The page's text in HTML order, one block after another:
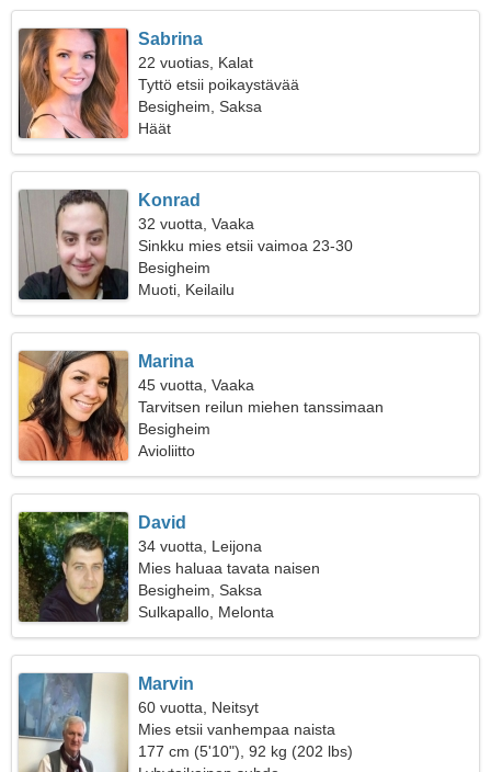
Sabrina
22 vuotias, Kalat
Tyttö etsii poikaystävää
Besigheim, Saksa
Häät
Konrad
32 vuotta, Vaaka
Sinkku mies etsii vaimoa 23-30
Besigheim
Muoti, Keilailu
Marina
45 vuotta, Vaaka
Tarvitsen reilun miehen tanssimaan
Besigheim
Avioliitto
David
34 vuotta, Leijona
Mies haluaa tavata naisen
Besigheim, Saksa
Sulkapallo, Melonta
Marvin
60 vuotta, Neitsyt
Mies etsii vanhempaa naista
177 cm (5'10"), 92 kg (202 lbs)